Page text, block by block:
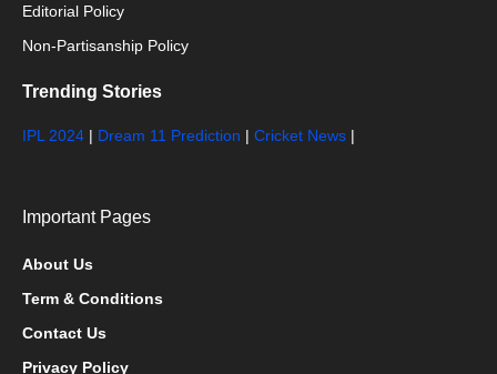
Editorial Policy
Non-Partisanship Policy
Trending Stories
IPL 2024 | Dream 11 Prediction | Cricket News |
Important Pages
About Us
Term & Conditions
Contact Us
Privacy Policy